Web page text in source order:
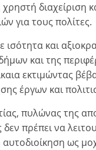
διαχείριση
για τους πολίτες.
ισότητα και
και της
εκτιμώντας
έργων και
πυλώνας της
πρέπει να
ως